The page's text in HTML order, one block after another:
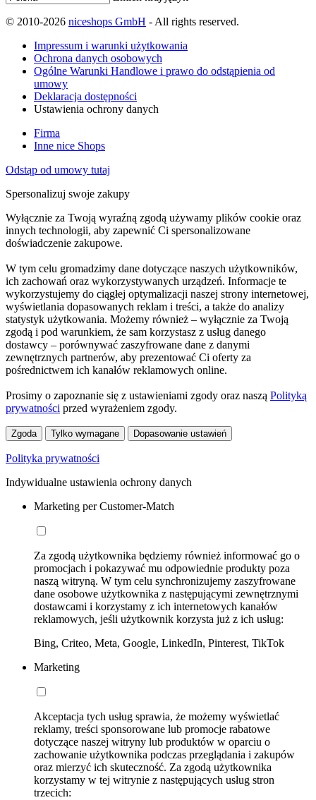
© 2010-2026 niceshops GmbH - All rights reserved.
Impressum i warunki użytkowania
Ochrona danych osobowych
Ogólne Warunki Handlowe i prawo do odstąpienia od
umowy
Deklaracja dostępności
Ustawienia ochrony danych
Firma
Inne nice Shops
Odstąp od umowy tutaj
Spersonalizuj swoje zakupy
Wyłącznie za Twoją wyraźną zgodą używamy plików cookie oraz
innych technologii, aby zapewnić Ci spersonalizowane
doświadczenie zakupowe.
W tym celu gromadzimy dane dotyczące naszych użytkowników,
ich zachowań oraz wykorzystywanych urządzeń. Informacje te
wykorzystujemy do ciągłej optymalizacji naszej strony internetowej,
wyświetlania dopasowanych reklam i treści, a także do analizy
statystyk użytkowania. Możemy również – wyłącznie za Twoją
zgodą i pod warunkiem, że sam korzystasz z usług danego
dostawcy – porównywać zaszyfrowane dane z danymi
zewnętrznych partnerów, aby prezentować Ci oferty za
pośrednictwem ich kanałów reklamowych online.
Prosimy o zapoznanie się z ustawieniami zgody oraz naszą Polityką
prywatności przed wyrażeniem zgody.
Zgoda Tylko wymagane Dopasowanie ustawień
Polityka prywatności
Indywidualne ustawienia ochrony danych
Marketing per Customer-Match
Za zgodą użytkownika będziemy również informować go o
promocjach i pokazywać mu odpowiednie produkty poza
naszą witryną. W tym celu synchronizujemy zaszyfrowane
dane osobowe użytkownika z następującymi zewnętrznymi
dostawcami i korzystamy z ich internetowych kanałów
reklamowych, jeśli użytkownik korzysta już z ich usług:
Bing, Criteo, Meta, Google, LinkedIn, Pinterest, TikTok
Marketing
Akceptacja tych usług sprawia, że możemy wyświetlać
reklamy, treści sponsorowane lub promocje rabatowe
dotyczące naszej witryny lub produktów w oparciu o
zachowanie użytkownika podczas przeglądania i zakupów
oraz mierzyć ich skuteczność. Za zgodą użytkownika
korzystamy w tej witrynie z następujących usług stron
trzecich: